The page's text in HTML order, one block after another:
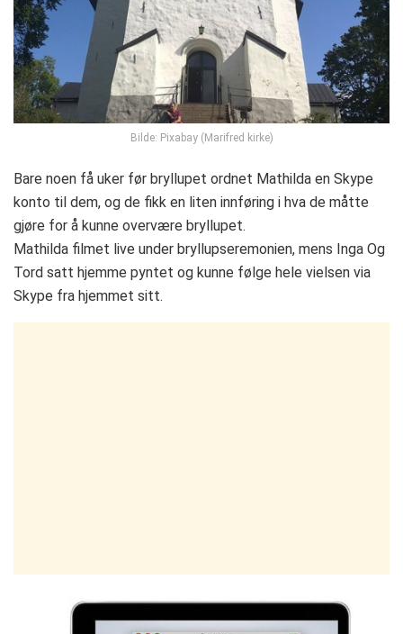
Bilde: Pixabay (Marifred kirke)
Bare noen få uker før bryllupet ordnet Mathilda en Skype
konto til dem, og de fikk en liten innføring i hva de måtte
gjøre for å kunne overvære bryllupet.
Mathilda filmet live under bryllupseremonien, mens Inga Og
Tord satt hjemme pyntet og kunne følge hele vielsen via
Skype fra hjemmet sitt.